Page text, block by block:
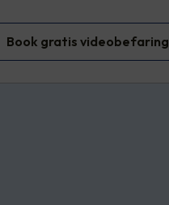
Book gratis videobefaring